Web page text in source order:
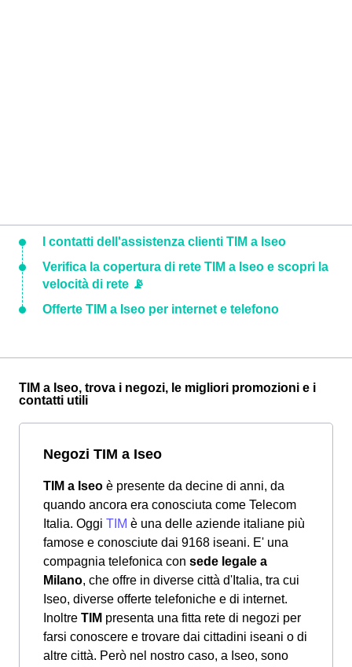
I contatti dell'assistenza clienti TIM a Iseo
Verifica la copertura di rete TIM a Iseo e scopri la
velocità di rete 📡
Offerte TIM a Iseo per internet e telefono
TIM a Iseo, trova i negozi, le migliori promozioni e i
contatti utili
Negozi TIM a Iseo
TIM a Iseo è presente da decine di anni, da
quando ancora era conosciuta come Telecom
Italia. Oggi TIM è una delle aziende italiane più
famose e conosciute dai 9168 iseani. E' una
compagnia telefonica con sede legale a
Milano, che offre in diverse città d'Italia, tra cui
Iseo, diverse offerte telefoniche e di internet.
Inoltre TIM presenta una fitta rete di negozi per
farsi conoscere e trovare dai cittadini iseani o di
altre città. Però nel nostro caso, a Iseo, sono